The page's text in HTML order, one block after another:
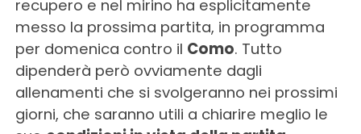
recupero e nel mirino ha esplicitamente
messo la prossima partita, in programma
per domenica contro il Como. Tutto
dipenderà però ovviamente dagli
allenamenti che si svolgeranno nei prossimi
giorni, che saranno utili a chiarire meglio le